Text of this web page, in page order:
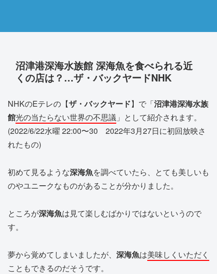
沼津港深海水族館 深海魚を食べられる近
くの店は？…ザ・バックヤードNHK
NHKのEテレの【ザ・バックヤード】で「沼津港深海水族
館光の当たらない世界の不思議 」として紹介されます。
(2022/6/22水曜 22:00〜30 2022年3月27日に初回放映さ
れたもの)
初めて見るような深海魚を調べていたら、とても美しいも
のやユニークなものがあることが分かりました。
ところが深海魚は見て楽しむばかりではないというので
す。
夢から覚めてしまいましたが、 深海魚は美味しくいただく
こともできるのだそうです。